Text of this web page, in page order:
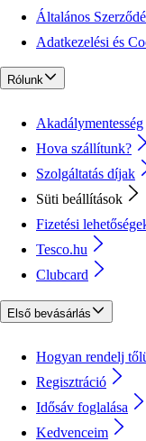
Általános
Adatkezelési és
Rólunk
Akadálymentesség
Hova szállítunk?
Szolgáltatás díjak
Süti beállítások
Fizetési
Tesco.hu
Clubcard
Első bevásárlás
Hogyan rendelj
Regisztráció
Idősáv foglalása
Kedvenceim